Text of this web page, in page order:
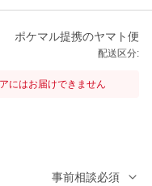
ポケマル提携のヤマト便
配送区分:
にはお届けできません
事前相談必須